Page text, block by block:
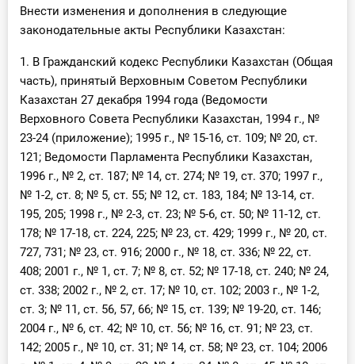
Справочник бухгалтера
Участник ВЭД
Практика ИП
Кадры. Труд. Зарплата.
Учет по отраслям
Юридический помощник
Интернет-магазин
О Системе
Обучение
Внести изменения и дополнения в следующие
законодательные акты Республики Казахстан:
1. В Гражданский кодекс Республики Казахстан (Общая
часть), принятый Верховным Советом Республики
Казахстан 27 декабря 1994 года (Ведомости
Верховного Совета Республики Казахстан, 1994 г., №
23-24 (приложение); 1995 г., № 15-16, ст. 109; № 20, ст.
121; Ведомости Парламента Республики Казахстан,
1996 г., № 2, ст. 187; № 14, ст. 274; № 19, ст. 370; 1997 г.,
№ 1-2, ст. 8; № 5, ст. 55; № 12, ст. 183, 184; № 13-14, ст.
195, 205; 1998 г., № 2-3, ст. 23; № 5-6, ст. 50; № 11-12, ст.
178; № 17-18, ст. 224, 225; № 23, ст. 429; 1999 г., № 20, ст.
727, 731; № 23, ст. 916; 2000 г., № 18, ст. 336; № 22, ст.
408; 2001 г., № 1, ст. 7; № 8, ст. 52; № 17-18, ст. 240; № 24,
ст. 338; 2002 г., № 2, ст. 17; № 10, ст. 102; 2003 г., № 1-2,
ст. 3; № 11, ст. 56, 57, 66; № 15, ст. 139; № 19-20, ст. 146;
2004 г., № 6, ст. 42; № 10, ст. 56; № 16, ст. 91; № 23, ст.
142; 2005 г., № 10, ст. 31; № 14, ст. 58; № 23, ст. 104; 2006